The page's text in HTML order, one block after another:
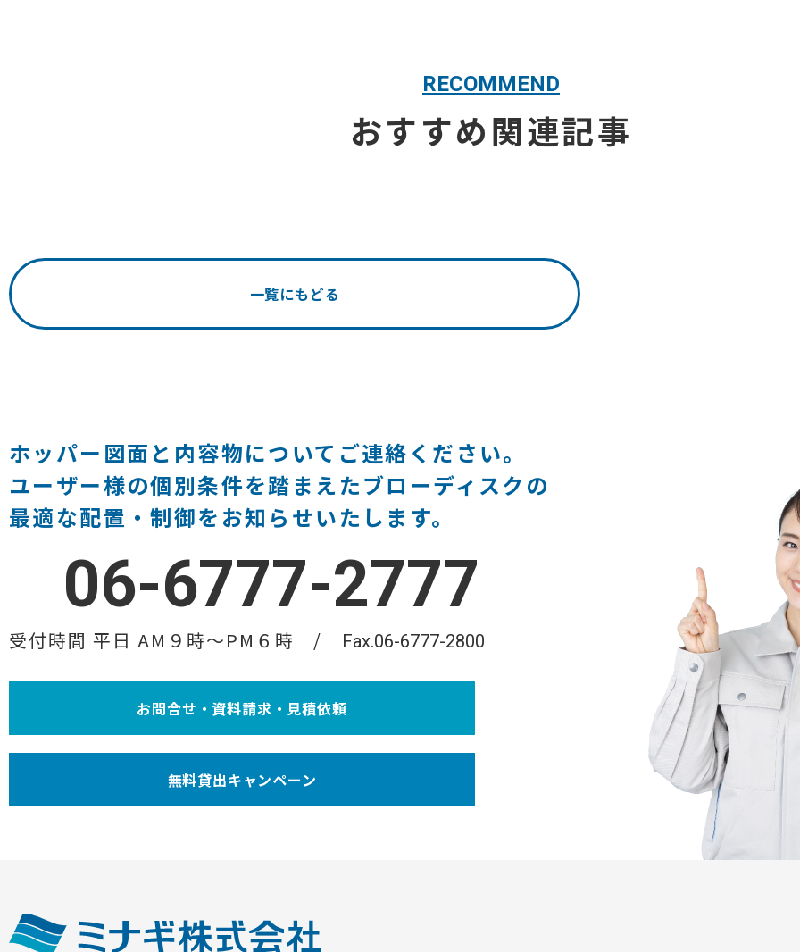
RECOMMEND
おすすめ関連記事
一覧にもどる
ホッパー図面と内容物についてご連絡ください。
ユーザー様の個別条件を踏まえたブローディスクの
最適な配置・制御をお知らせいたします。
06-6777-2777
受付時間 平日 AM９時〜PM６時 Fax.06-6777-2800
お問合せ・資料請求・見積依頼
無料貸出キャンペーン